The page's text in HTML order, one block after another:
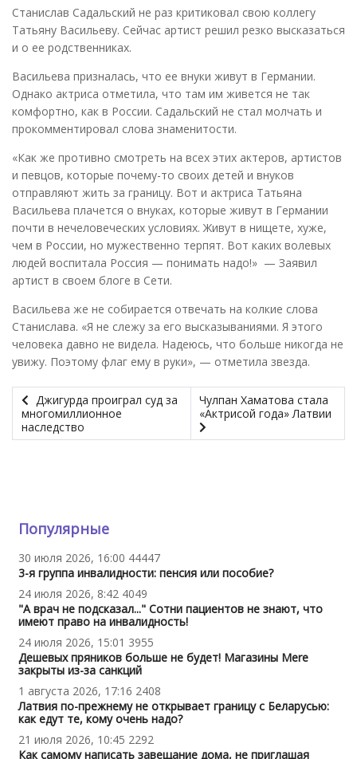
Станислав Садальский не раз критиковал свою коллегу
Татьяну Васильеву. Сейчас артист решил резко высказаться
и о ее родственниках.
Васильева призналась, что ее внуки живут в Германии.
Однако актриса отметила, что там им живется не так
комфортно, как в России. Садальский не стал молчать и
прокомментировал слова знаменитости.
«Как же противно смотреть на всех этих актеров, артистов
и певцов, которые почему-то своих детей и внуков
отправляют жить за границу. Вот и актриса Татьяна
Васильева плачется о внуках, которые живут в Германии
почти в нечеловеческих условиях. Живут в нищете, хуже,
чем в России, но мужественно терпят. Вот каких волевых
людей воспитала Россия — понимать надо!» — Заявил
артист в своем блоге в Сети.
Васильева же не собирается отвечать на колкие слова
Станислава. «Я не слежу за его высказываниями. Я этого
человека давно не видела. Надеюсь, что больше никогда не
увижу. Поэтому флаг ему в руки», — отметила звезда.
Джигурда проиграл суд за
многомиллионное
наследство
Чулпан Хаматова стала
«Актрисой года» Латвии
Популярные
30 июля 2026, 16:00 44447
3-я группа инвалидности: пенсия или пособие?
24 июля 2026, 8:42 4049
"А врач не подсказал..." Сотни пациентов не знают, что
имеют право на инвалидность!
24 июля 2026, 15:01 3955
Дешевых пряников больше не будет! Магазины Mere
закрыты из-за санкций
1 августа 2026, 17:16 2408
Латвия по-прежнему не открывает границу с Беларусью:
как едут те, кому очень надо?
21 июля 2026, 10:45 2292
Как самому написать завещание дома, не приглашая